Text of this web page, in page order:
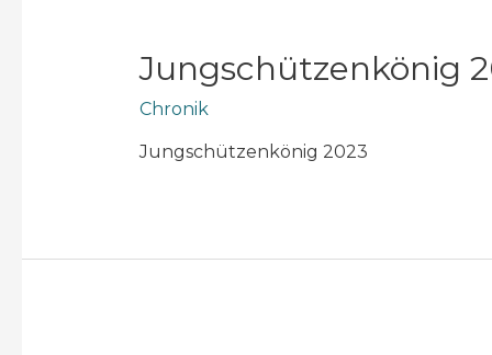
Jungschützenkönig
Chronik
Jungschützenkönig 2023